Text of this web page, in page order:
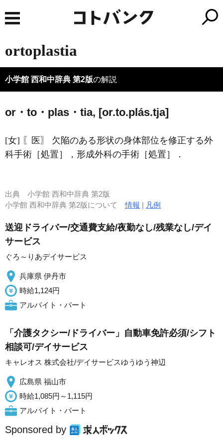
ortoplastia
小学館 西和中辞典 第2版の解説
or・to・plas・tia, [or.to.plás.tja]
[女] 〖医〗 欠陥のある形状の身体部位を修正する外
科手術［処置］，形成外科の手術［処置］．
出典 小学館 西和中辞典 第2版
小学館 西和中辞典 第2版について情報 | 凡例
送迎ドライバー/交通費支給/夜勤なし/残業なし/デイ
サービス
ぐろ～りあデイサービス
兵庫県 伊丹市
時給1,124円
アルバイト・パート
「介護タクシー/ドライバー」自動車免許必須/シフト
相談可/デイサービス
キャレオス 株式会社/デイサービスゆうゆう神辺
広島県 福山市
時給1,085円～1,115円
アルバイト・パート
Sponsored by